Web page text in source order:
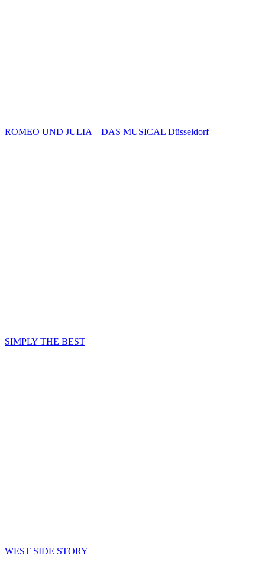
ROMEO UND JULIA – DAS MUSICAL Düsseldorf
SIMPLY THE BEST
WEST SIDE STORY